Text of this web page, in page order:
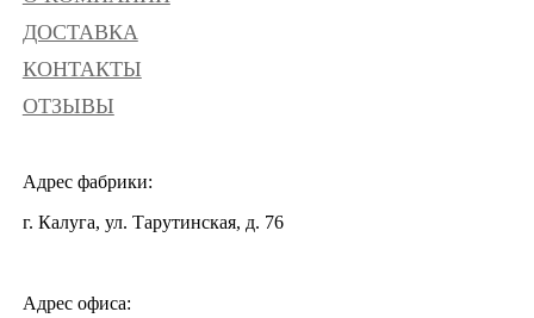
ДОСТАВКА
КОНТАКТЫ
ОТЗЫВЫ
Адрес фабрики:
г. Калуга, ул. Тарутинская, д. 76
Адрес офиса: